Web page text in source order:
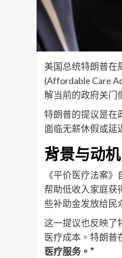
美国总统特朗普在
(Affordable Care
解当前的政府关门
特朗普的提议是在
面临无薪休假或延
背景与动机
《平价医疗法案
帮助低收入家庭获
些补助金发放给民
这一提议也反映了
医疗成本。特朗普
医疗服务。”